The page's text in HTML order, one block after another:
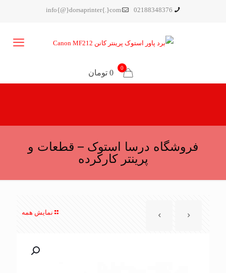
02188348376
info{@}dorsaprinter{.}com
0
0 تومان
فروشگاه درسا استوک – قطعات و
پرینتر کارکرده
نمایش همه